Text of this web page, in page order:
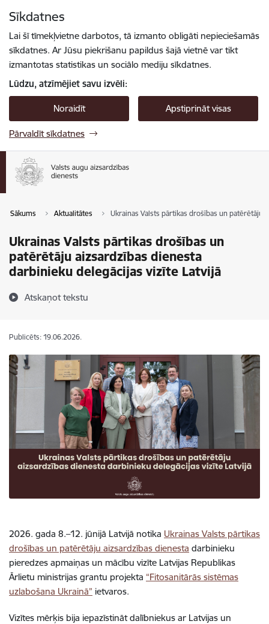
Sīkdatnes
Lai šī tīmekļvietne darbotos, tā izmanto obligāti nepieciešamās
sīkdatnes. Ar Jūsu piekrišanu papildus šajā vietnē var tikt
izmantotas statistikas un sociālo mediju sīkdatnes.
Lūdzu, atzīmējiet savu izvēli:
Noraidīt Apstiprināt visas
Pārvaldīt sīkdatnes
Sākums Aktualitātes Ukrainas Valsts pārtikas drošības un patērētāju
Ukrainas Valsts pārtikas drošības un
patērētāju aizsardzības dienesta
darbinieku delegācijas vizīte Latvijā
Atskaņot tekstu
Publicēts: 19.06.2026.
2026. gada 8.–12. jūnijā Latvijā notika Ukrainas Valsts pārtikas
drošības un patērētāju aizsardzības dienesta darbinieku
pieredzes apmaiņas un mācību vizīte Latvijas Republikas
Ārlietu ministrijas grantu projekta “Fitosanitārās sistēmas
uzlabošana Ukrainā” ietvaros.
Vizītes mērķis bija iepazīstināt dalībniekus ar Latvijas un